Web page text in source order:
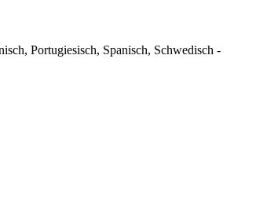
Portugiesisch, Spanisch, Schwedisch -